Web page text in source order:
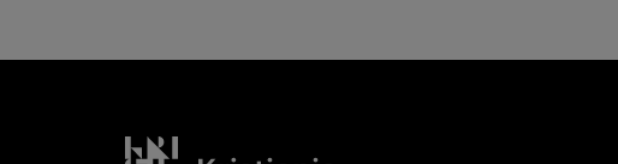
Kristiania logo